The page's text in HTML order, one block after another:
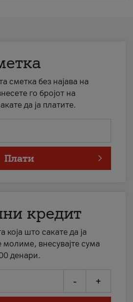
сметка без најава на
го бројот на
да ја платите.
Плати
кредит
која што сакате да ја
внесувајте сума
денари.
- +